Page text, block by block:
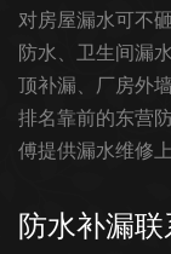
对房屋漏水可不
防水、卫生间漏
顶补漏、厂房外
排名靠前的东营
傅提供漏水维修上
防水补漏